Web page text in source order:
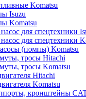
Komatsu
Isuzu
Komatsu
для спецтехники
для спецтехники
(помпы) Komatsu
тросы Hitachi
тросы Komatsu
Hitachi
Komatsu
кронштейны